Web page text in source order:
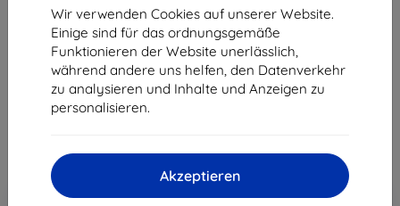
Wir verwenden Cookies auf unserer Website.
Einige sind für das ordnungsgemäße
Funktionieren der Website unerlässlich,
während andere uns helfen, den Datenverkehr
zu analysieren und Inhalte und Anzeigen zu
personalisieren.
Akzeptieren
3mk Silky Matt Privacy Schutzfolie für Motorola
Edge 30 Ultra
Geeignet für: Motorola Edge 30 Ultra
14,90 €
13,41 €
ohne MWSt11,27 €
Rabatt mit Gutschein
In den